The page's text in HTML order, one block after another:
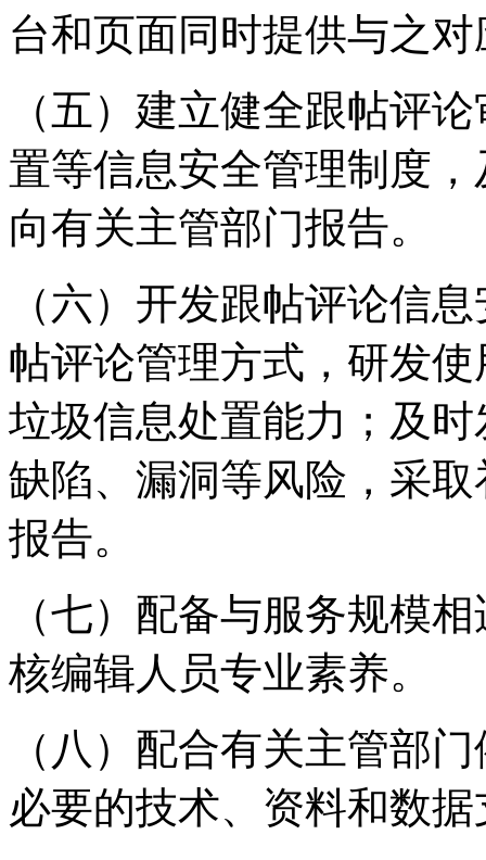
台和页面同时提供与之
（五）建立健全跟帖评
置等信息安全管理制度
向有关主管部门报告。
（六）开发跟帖评论信
帖评论管理方式，研发
垃圾信息处置能力；及
缺陷、漏洞等风险，采
报告。
（七）配备与服务规模
核编辑人员专业素养。
（八）配合有关主管部
必要的技术、资料和数